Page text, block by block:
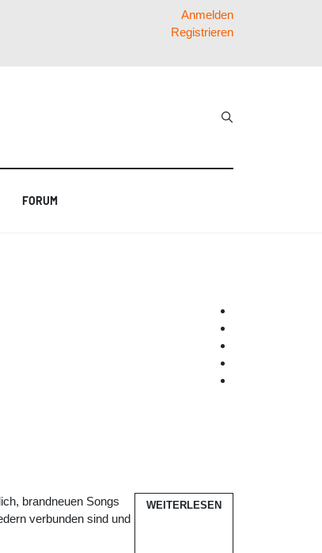
Anmelden
Registrieren
FORUM
brandneuen Songs
verbunden sind und
WEITERLESEN